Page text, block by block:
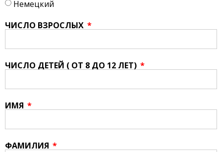
Немецкий
ЧИСЛО ВЗРОСЛЫХ
ЧИСЛО ДЕТЕЙ ( ОТ 8 ДО 12 ЛЕТ)
ИМЯ
ФАМИЛИЯ